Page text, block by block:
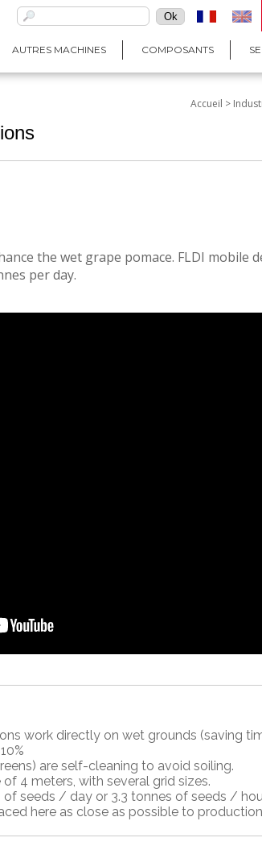
AUTRES MACHINES COMPOSANTS
Accueil >
the wet grape pomace. FLDI mobile
per day.
work directly on wet grounds (saving
are self-cleaning to avoid soiling.
4 meters, with several grid sizes.
seeds / day or 3.3 tonnes of seeds /
here as close as possible to production